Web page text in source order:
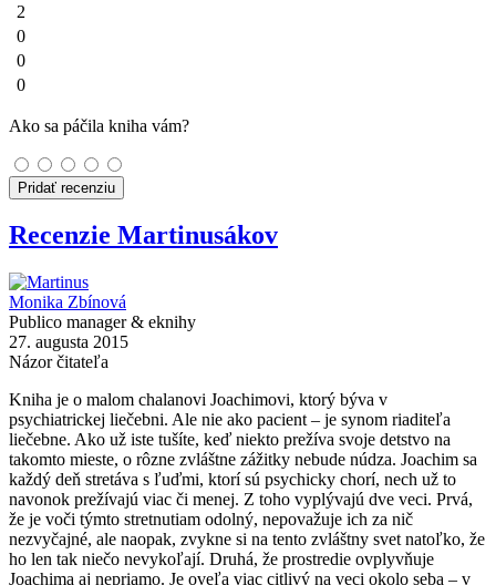
2
0
0
0
Ako sa páčila kniha vám?
Pridať recenziu
Recenzie Martinusákov
Monika Zbínová
Publico manager & eknihy
27. augusta 2015
Názor čitateľa
Kniha je o malom chalanovi Joachimovi, ktorý býva v
psychiatrickej liečebni. Ale nie ako pacient – je synom riaditeľa
liečebne. Ako už iste tušíte, keď niekto prežíva svoje detstvo na
takomto mieste, o rôzne zvláštne zážitky nebude núdza. Joachim sa
každý deň stretáva s ľuďmi, ktorí sú psychicky chorí, nech už to
navonok prežívajú viac či menej. Z toho vyplývajú dve veci. Prvá,
že je voči týmto stretnutiam odolný, nepovažuje ich za nič
nezvyčajné, ale naopak, zvykne si na tento zvláštny svet natoľko, že
ho len tak niečo nevykoľají. Druhá, že prostredie ovplyvňuje
Joachima aj nepriamo. Je oveľa viac citlivý na veci okolo seba – v